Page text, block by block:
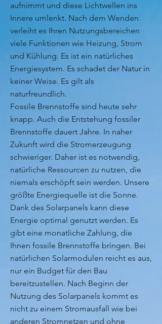
aufnimmt und diese Lichtwellen ins
Innere umlenkt. Nach dem Wenden
verleiht es Ihren Nutzungsbereichen
viele Funktionen wie Heizung, Strom
und Kühlung. Es ist ein natürliches
Energiesystem. Es schadet der Natur in
keiner Weise. Es gilt als
naturfreundlich.
Fossile Brennstoffe sind heute sehr
knapp. Auch die Entstehung fossiler
Brennstoffe dauert Jahre. In naher
Zukunft wird die Stromerzeugung
schwieriger. Daher ist es notwendig,
natürliche Ressourcen zu nutzen, die
niemals erschöpft sein werden. Unsere
größte Energiequelle ist die Sonne.
Dank des Solarpanels kann diese
Energie optimal genutzt werden. Es
gibt eine monatliche Zahlung, die
Ihnen fossile Brennstoffe bringen. Bei
natürlichen Solarmodulen reicht es aus,
nur ein Budget für den Bau
bereitzustellen. Nach Beginn der
Nutzung des Solarpanels kommt es
nicht zu einem Stromausfall wie bei
anderen Stromnetzen und ohne